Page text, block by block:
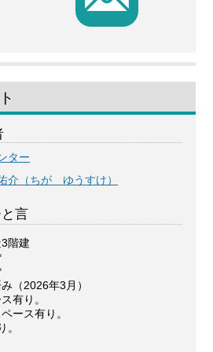
ター
（ちが ゆうすけ）
言
階建
（2026年3月）
有り。
ース有り。